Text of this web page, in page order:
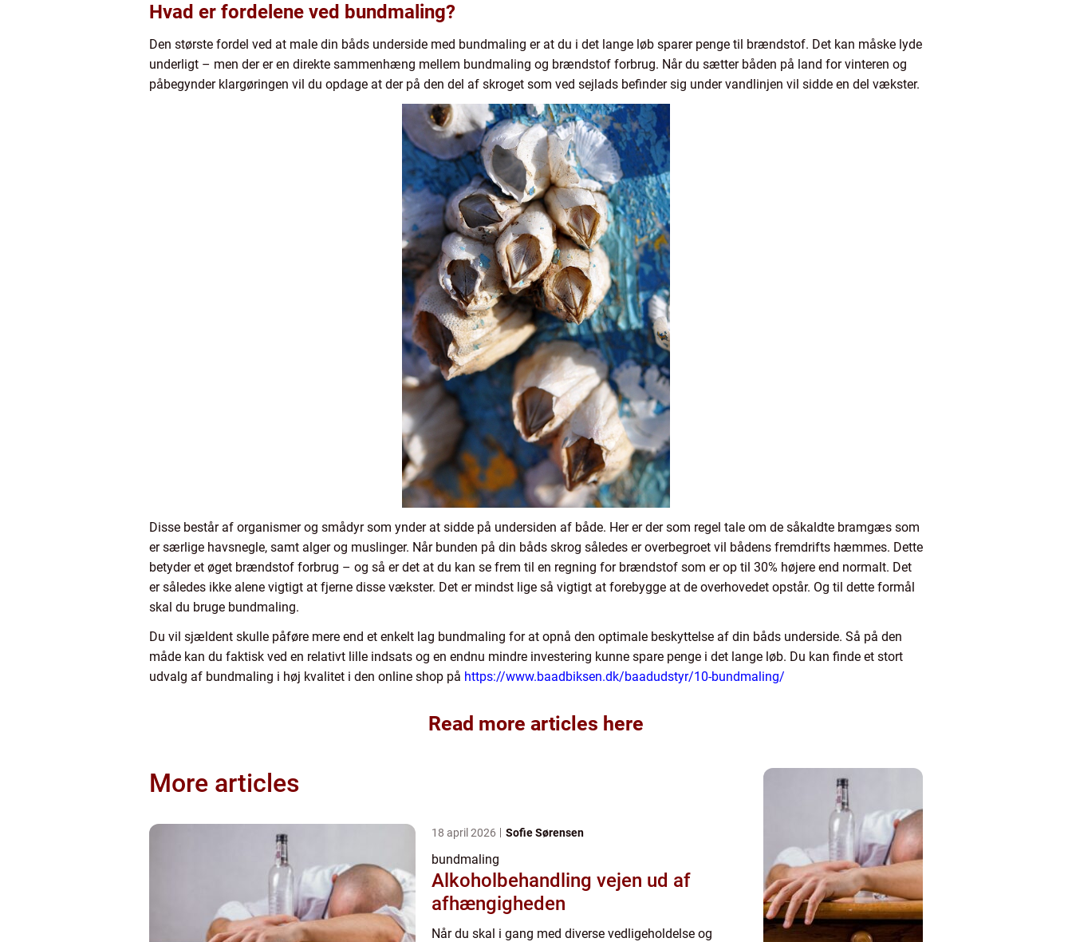
Hvad er fordelene ved bundmaling?
Den største fordel ved at male din båds underside med bundmaling er at du i det lange løb sparer penge til brændstof. Det kan måske lyde
underligt – men der er en direkte sammenhæng mellem bundmaling og brændstof forbrug. Når du sætter båden på land for vinteren og
påbegynder klargøringen vil du opdage at der på den del af skroget som ved sejlads befinder sig under vandlinjen vil sidde en del vækster.
Disse består af organismer og smådyr som ynder at sidde på undersiden af både. Her er der som regel tale om de såkaldte bramgæs som
er særlige havsnegle, samt alger og muslinger. Når bunden på din båds skrog således er overbegroet vil bådens fremdrifts hæmmes. Dette
betyder et øget brændstof forbrug – og så er det at du kan se frem til en regning for brændstof som er op til 30% højere end normalt. Det
er således ikke alene vigtigt at fjerne disse vækster. Det er mindst lige så vigtigt at forebygge at de overhovedet opstår. Og til dette formål
skal du bruge bundmaling.
Du vil sjældent skulle påføre mere end et enkelt lag bundmaling for at opnå den optimale beskyttelse af din båds underside. Så på den
måde kan du faktisk ved en relativt lille indsats og en endnu mindre investering kunne spare penge i det lange løb. Du kan finde et stort
udvalg af bundmaling i høj kvalitet i den online shop på https://www.baadbiksen.dk/baadudstyr/10-bundmaling/
Read more articles here
More articles
18 april 2026 Sofie Sørensen
bundmaling
Alkoholbehandling vejen ud af
afhængigheden
Når du skal i gang med diverse vedligeholdelse og